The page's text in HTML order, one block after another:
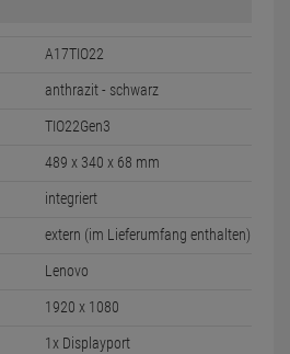
A17TIO22
anthrazit - schwarz
TIO22Gen3
489 x 340 x 68 mm
integriert
extern (im Lieferumfang enthalten)
Lenovo
1920 x 1080
1x Displayport